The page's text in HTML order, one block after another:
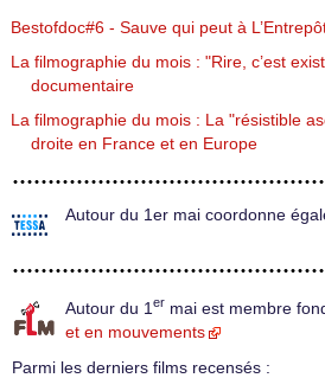
Bestofdoc#6 - Sauve qui peut à
La filmographie du mois : "Rire, c’est
documentaire
La filmographie du mois : La "résistible
droite en France et en Europe
Autour du 1er mai coordonne
Autour du 1 er mai est membre
et en mouvements
Parmi les derniers films recensés :